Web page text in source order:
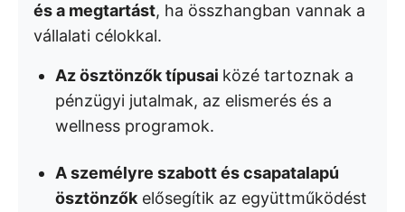
és a megtartást, ha összhangban vannak a
vállalati célokkal.
Az ösztönzők típusai közé tartoznak a
pénzügyi jutalmak, az elismerés és a
wellness programok.
A személyre szabott és csapatalapú
ösztönzők elősegítik az együttműködést